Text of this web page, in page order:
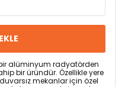
alüminyum radyatörden
bir üründür. Özellikle yere
mekanlar için özel